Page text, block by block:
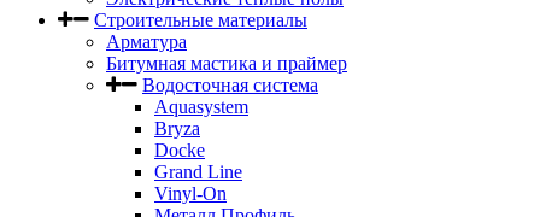
Строительные материалы
Арматура
Битумная мастика и праймер
Водосточная система
Aquasystem
Bryza
Docke
Grand Line
Vinyl-On